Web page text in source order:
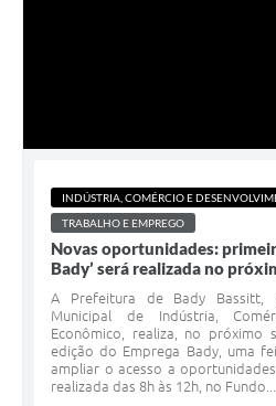
INDÚSTRIA, COMÉRCIO E
TRABALHO E EMPREGO
Novas oportunidades:
Bady’ será realizada no
A Prefeitura de Bady Bassitt,
Municipal de Indústria,
Econômico, realiza, no próximo
edição do Emprega Bady, uma
ampliar o acesso a
realizada das 8h às 12h, no Fundo...